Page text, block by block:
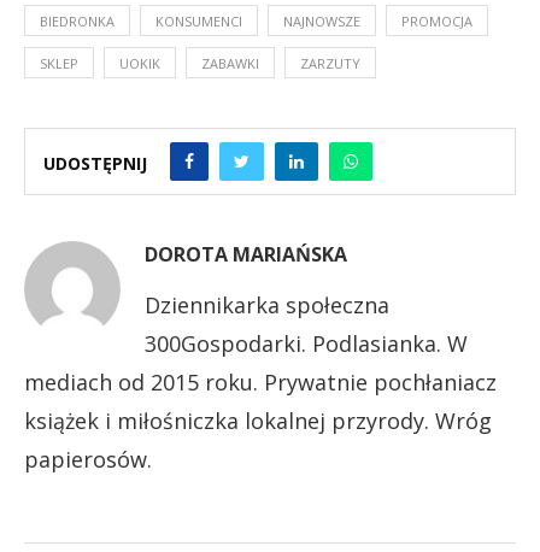
BIEDRONKA KONSUMENCI NAJNOWSZE PROMOCJA
SKLEP UOKIK ZABAWKI ZARZUTY
UDOSTĘPNIJ
DOROTA MARIAŃSKA
Dziennikarka społeczna
300Gospodarki. Podlasianka. W
mediach od 2015 roku. Prywatnie pochłaniacz
książek i miłośniczka lokalnej przyrody. Wróg
papierosów.